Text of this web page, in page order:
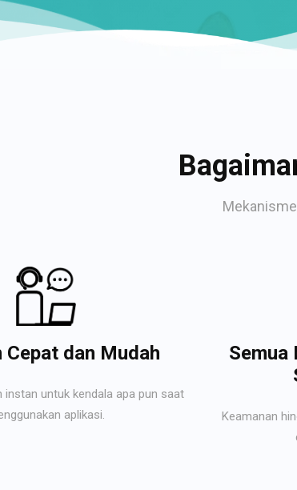
Cepat dan Mudah
instan untuk kendala apa pun saat
aplikasi.
Semua
Keamanan